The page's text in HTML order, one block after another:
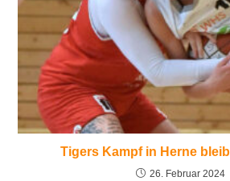
Tigers Kampf in Herne
26. Februar 2024